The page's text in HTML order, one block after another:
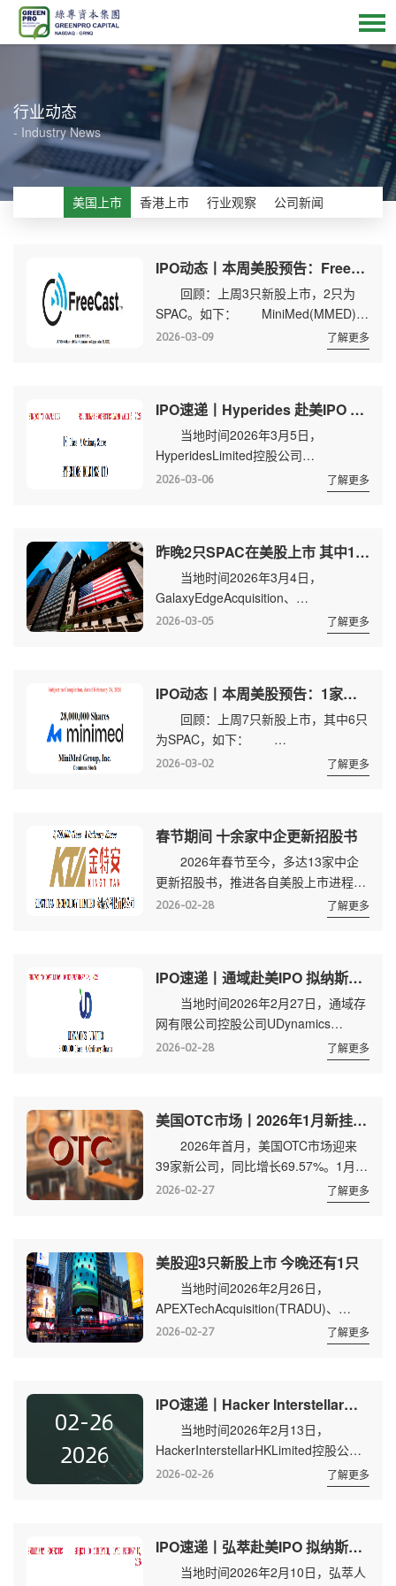
行业动态
- Industry News
美国上市 香港上市 行业观察 公司新闻
IPO动态丨本周美股预告：Freecast等2家公司即将上市
回顾：上周3只新股上市，2只为
SPAC。如下： MiniMed(MMED)以
每股20元，发行了2800万股，募集资
VI(KCACU)各募集资金1亿美元、2亿美
元。 此外，7家公司递交上市申
请，含1家中企，为
Hyperides(HYRD)，详情请见：...
2026-03-09 了解更多
IPO速递丨Hyperides 赴美IPO 拟纳斯达克上市
当地时间2026年3月5日，
HyperidesLimited控股公司
HyperidesHoldings Ltd.(以下简称：
Hyperides)公开向美国证券交易委员会
年11月14日向SEC递交秘密申请。
招股书暂未披露其发行量及价格等信
息。 Hyperides总部位于香港，专
注于B2B领域的IT解决方案服务...
2026-03-06 了解更多
昨晚2只SPAC在美股上市 其中1只发起人来自中国
当地时间2026年3月4日，
GalaxyEdgeAcquisition、
KensingtonCapitalAcquisition VI同日登
陆美股市场，2只新股共募集资金3亿美
KensingtonCapitalAcquisition
VI(KCACU)均为特殊目的收购公司，各
募集资金1亿美元、2亿美元，同在纽交
所上市。 Gal...
2026-03-05 了解更多
IPO动态丨本周美股预告：1家公司即将上市
回顾：上周7只新股上市，其中6只
为SPAC，如下：
GenerateBiomedicines(GENB)以每股
16美元，发行了2500万股，募集资金4
FortressValueAcq.V(FVAV)、
TRGLatin AmericaAcq.(TRGSU)、
IlluminationAcq.I(ILLUU)、ClearThi...
2026-03-02 了解更多
春节期间 十余家中企更新招股书
2026年春节至今，多达13家中企
更新招股书，推进各自美股上市进程。
如下： 1、金特安(KTA) 最新招
股书显示，该公司计划以每股4至6美
开发、制造和销售。截至2025年9月30
日的六个月，该公司营收32万美元，净
亏损77万美元。 2、奥创控股
(ANE) 根据最新招股书，奥创控股
计划以每股4至6美元，发行600万...
2026-02-28 了解更多
IPO速递丨通域赴美IPO 拟纳斯达克上市
当地时间2026年2月27日，通域存
网有限公司控股公司UDynamics
Limited(以下简称：通域)公开向美国证
券交易委员会(SEC)递交招股书，拟
股5至7美元，发行300万股，拟最高募
资约2100万美元。 通域总部位于香
港，是一家技术解决方案，从事云托管
及管理、IT解决方案和域名注册服务。
该公司成立至今已服务超过2万...
2026-02-28 了解更多
美国OTC市场丨2026年1月新挂牌及转板(升主板)数据
2026年首月，美国OTC市场迎来
39家新公司，同比增长69.57%。1月无
公司从OTC市场升入主板。 截至
2026年1月31日，美国OTC市场共有
司 上图中第5家公司
BoraPharmaceuticals来自中国台湾，
是一家综合性的国际制药服务集
团。 Bora Pharmaceuticals覆盖从
2026-02-27 了解更多
美股迎3只新股上市 今晚还有1只
当地时间2026年2月26日，
APEXTechAcquisition(TRADU)、
TRGLatinAmerica
元。 已上市新股
APEXTechAcquisition、
TRGLatinAmericaAcquisitions、
FortressVal...
2026-02-27 了解更多
02-26
2026
IPO速递丨Hacker Interstellar赴美递交招股书 拟纳斯达克上市
当地时间2026年2月13日，
HackerInterstellarHKLimited控股公司
HackerInterstellar Inc.(以下简称：
Hacker Interstellar)公开向美国证券交
司最早于2025年7月18日向SEC递交秘
密申请。 招股书暂未披露发行量和
2026-02-26 了解更多
IPO速递丨弘萃赴美IPO 拟纳斯达克上市
当地时间2026年2月10日，弘萃人